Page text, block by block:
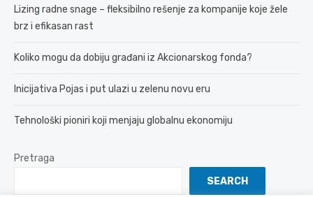
Lizing radne snage – fleksibilno rešenje za kompanije koje žele
brz i efikasan rast
Koliko mogu da dobiju građani iz Akcionarskog fonda?
Inicijativa Pojas i put ulazi u zelenu novu eru
Tehnološki pioniri koji menjaju globalnu ekonomiju
Pretraga
SEARCH